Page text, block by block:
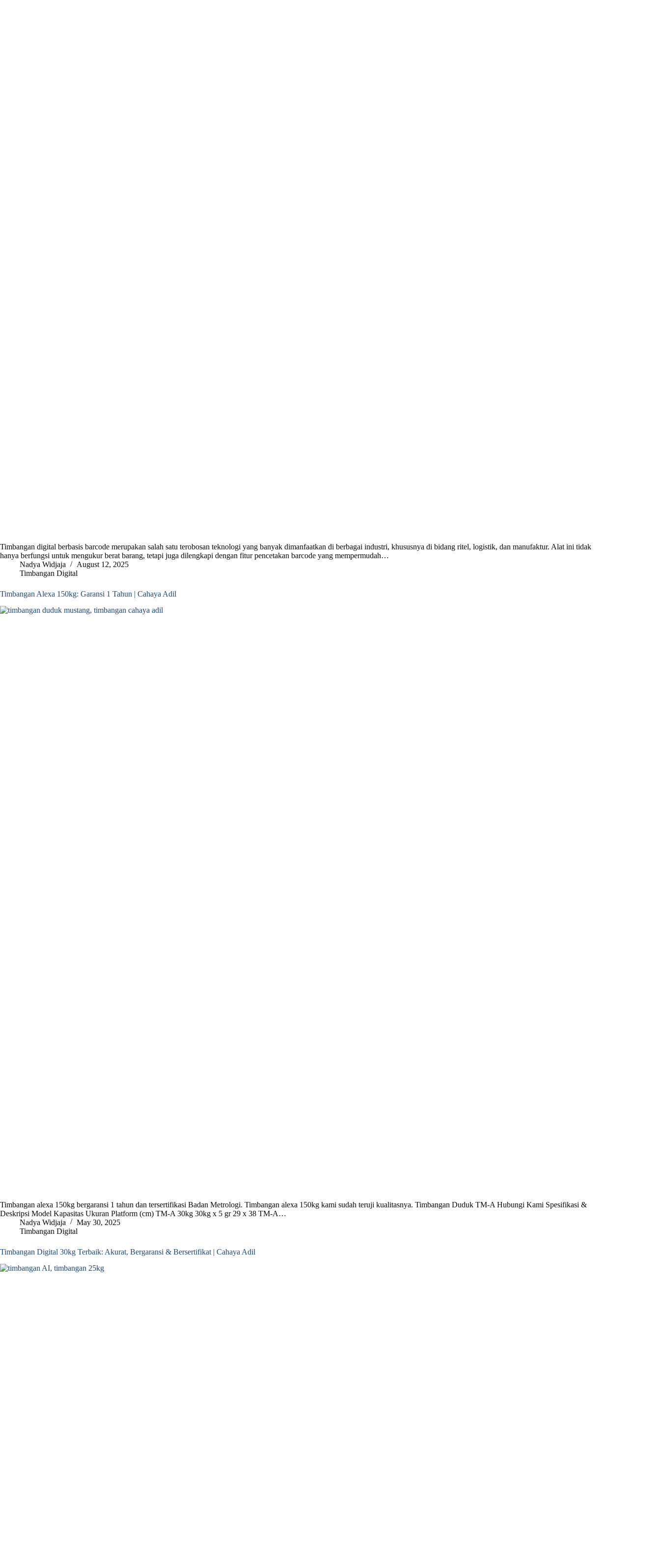
Timbangan digital berbasis barcode merupakan salah satu terobosan teknologi yang banyak dimanfaatkan di berbagai industri, khususnya di bidang ritel, logistik, dan manufaktur. Alat ini tidak
hanya berfungsi untuk mengukur berat barang, tetapi juga dilengkapi dengan fitur pencetakan barcode yang mempermudah…
Nadya Widjaja
August 12, 2025
Timbangan Digital
Timbangan Alexa 150kg: Garansi 1 Tahun | Cahaya Adil
Timbangan alexa 150kg bergaransi 1 tahun dan tersertifikasi Badan Metrologi. Timbangan alexa 150kg kami sudah teruji kualitasnya. Timbangan Duduk TM-A Hubungi Kami Spesifikasi &
Deskripsi Model Kapasitas Ukuran Platform (cm) TM-A 30kg 30kg x 5 gr 29 x 38 TM-A…
Nadya Widjaja
May 30, 2025
Timbangan Digital
Timbangan Digital 30kg Terbaik: Akurat, Bergaransi & Bersertifikat | Cahaya Adil